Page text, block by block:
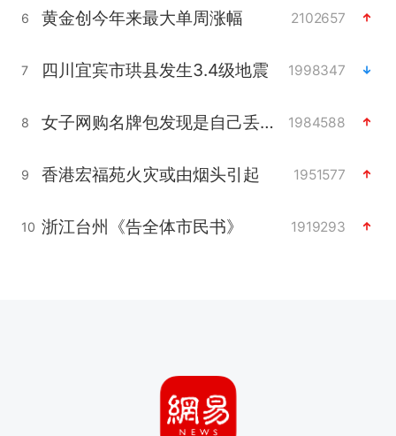
6 黄金创今年来最大单周涨幅 2102657
7 四川宜宾市珙县发生3.4级地震 1998347
8 女子网购名牌包发现是自己丢的那只 1984588
9 香港宏福苑火灾或由烟头引起 1951577
10 浙江台州《告全体市民书》 1919293